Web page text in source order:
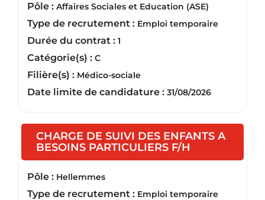
Pôle : Affaires Sociales et Education (ASE)
Type de recrutement : Emploi temporaire
Durée du contrat : 1
Catégorie(s) : C
Filière(s) : Médico-sociale
Date limite de candidature : 31/08/2026
CHARGE DE SUIVI DES ENFANTS A
BESOINS PARTICULIERS F/H
Pôle : Hellemmes
Type de recrutement : Emploi temporaire